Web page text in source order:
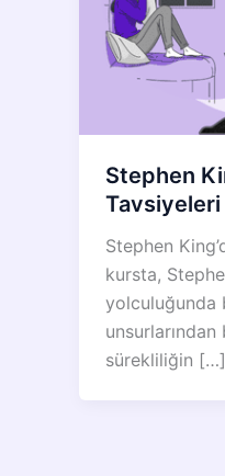
Stephen
Tavsiyeleri
Stephen
kursta,
yolculuğunda
sürekliliğin […]